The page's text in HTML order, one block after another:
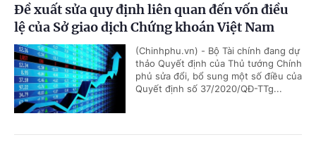
Đề xuất sửa quy định liên quan đến vốn điều
lệ của Sở giao dịch Chứng khoán Việt Nam
(Chinhphu.vn) - Bộ Tài chính đang dự
thảo Quyết định của Thủ tướng Chính
phủ sửa đổi, bổ sung một số điều của
Quyết định số 37/2020/QĐ-TTg...